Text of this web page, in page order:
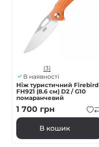
(3)
В наявності
Ніж туристичний Firebird
FH921 (8.6 см) D2 / G10
помаранчевий
1 700 грн
В кошик